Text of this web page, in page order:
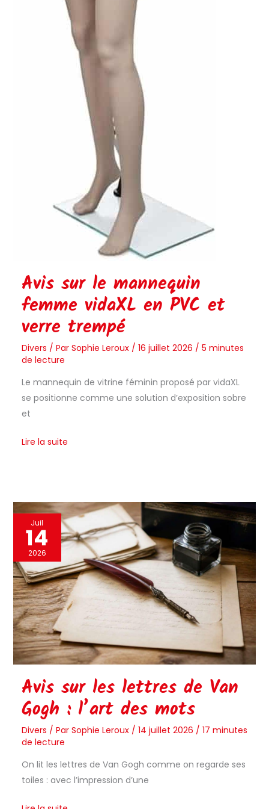
Avis sur le mannequin
femme vidaXL en PVC et
verre trempé
Divers / Par Sophie Leroux / 16 juillet 2026 / 5 minutes
de lecture
Le mannequin de vitrine féminin proposé par vidaXL
se positionne comme une solution d’exposition sobre
et
Lire la suite
Juil
14
2026
Avis sur les lettres de Van
Gogh : l’art des mots
Divers / Par Sophie Leroux / 14 juillet 2026 / 17 minutes
de lecture
On lit les lettres de Van Gogh comme on regarde ses
toiles : avec l’impression d’une
Avis
sur
les
lettres
de
Van
Gogh
:
l’art
des
mots